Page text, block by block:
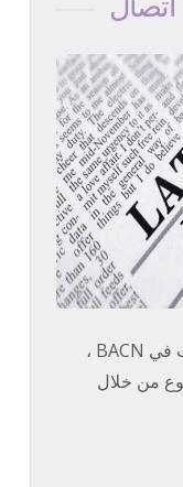
اتصال
احصل على آخر الأخبار حول ما يحدث في BACN ،
من خلال